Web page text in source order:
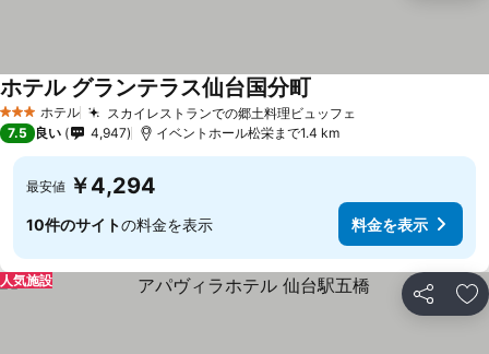
3 ホテルのランク
ホテル スカイレストランでの郷土料理ビュッフェ
ホテル グランテラス仙台国分町
7.5 良い 4,947 イベントホール松栄まで1.4 km
最安値 ￥4,294
10件のサイトの料金を表示 料金を表示
シェア お
人気施設